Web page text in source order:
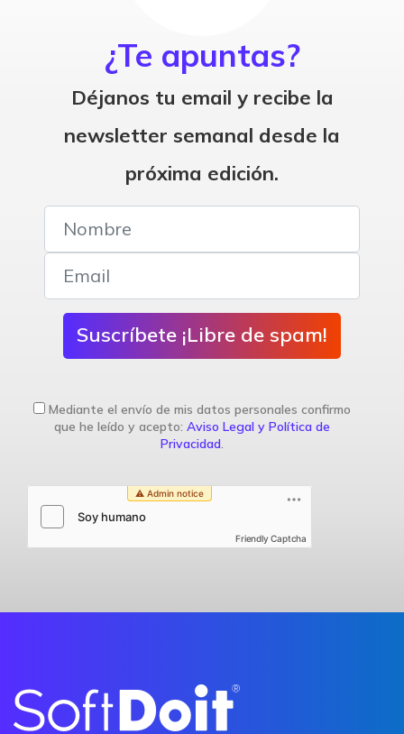
¿Te apuntas?
Déjanos tu email y recibe la
newsletter semanal desde la
próxima edición.
Suscríbete ¡Libre de spam!
Mediante el envío de mis datos personales confirmo
que he leído y acepto: Aviso Legal y Política de
Privacidad.
Friendly Captcha